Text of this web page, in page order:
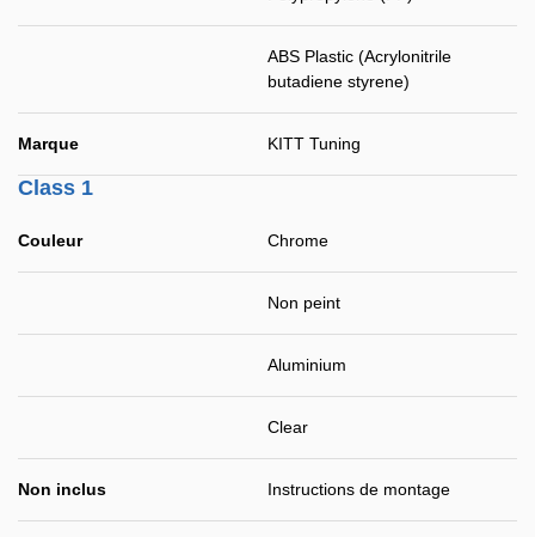
ABS Plastic (Acrylonitrile
butadiene styrene)
Marque KITT Tuning
Class 1
Couleur Chrome
Non peint
Aluminium
Clear
Non inclus Instructions de montage